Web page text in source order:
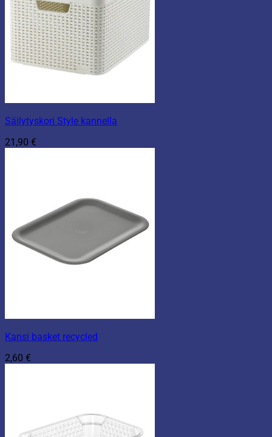
Säilytyskori Style kannella
21,90 €
Kansi basket recycled
2,60 €